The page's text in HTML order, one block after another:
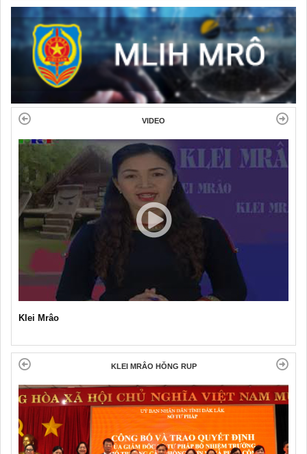
VIDEO
Klei Mrâo
KLEI MRÂO HǑNG RUP